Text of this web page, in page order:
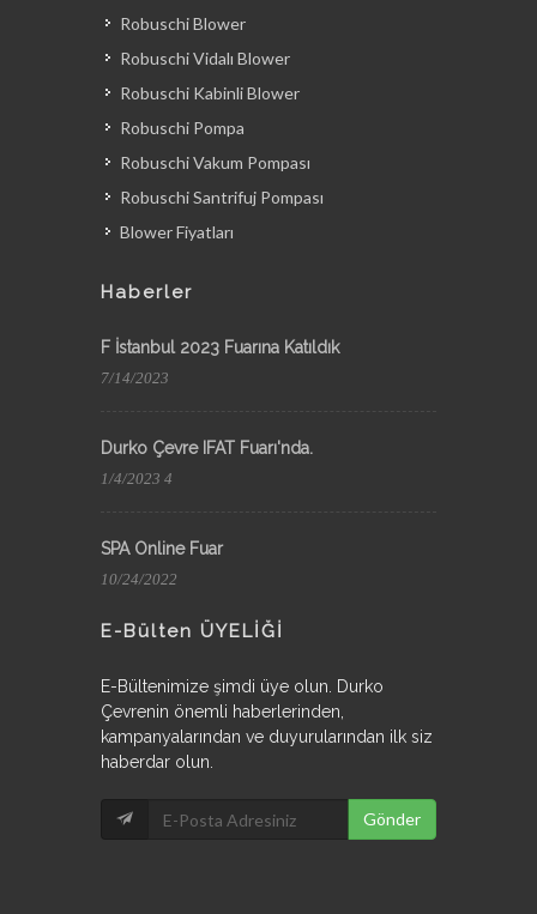
Robuschi Blower
Robuschi Vidalı Blower
Robuschi Kabinli Blower
Robuschi Pompa
Robuschi Vakum Pompası
Robuschi Santrifuj Pompası
Blower Fiyatları
Haberler
F İstanbul 2023 Fuarına Katıldık
7/14/2023
Durko Çevre IFAT Fuarı'nda.
1/4/2023 4
SPA Online Fuar
10/24/2022
E-Bülten ÜYELİĞİ
E-Bültenimize şimdi üye olun. Durko
Çevrenin önemli haberlerinden,
kampanyalarından ve duyurularından ilk siz
haberdar olun.